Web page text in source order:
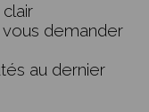
vous demander
au dernier